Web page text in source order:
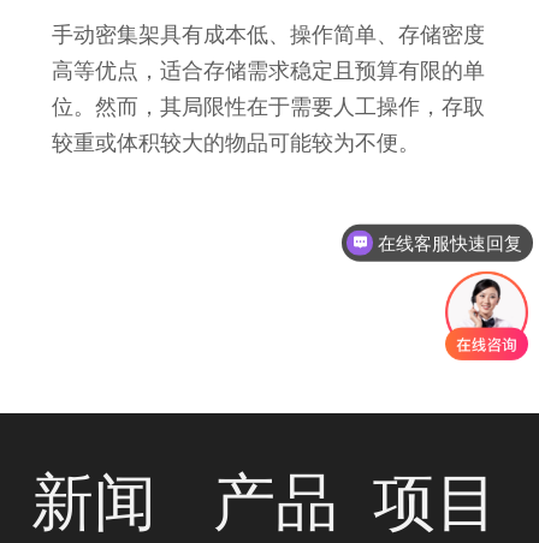
手动密集架具有成本低、操作简单、存储密度
高等优点，适合存储需求稳定且预算有限的单
位。然而，其局限性在于需要人工操作，存取
较重或体积较大的物品可能较为不便。
新闻
产品 项目
在线客服快速回复